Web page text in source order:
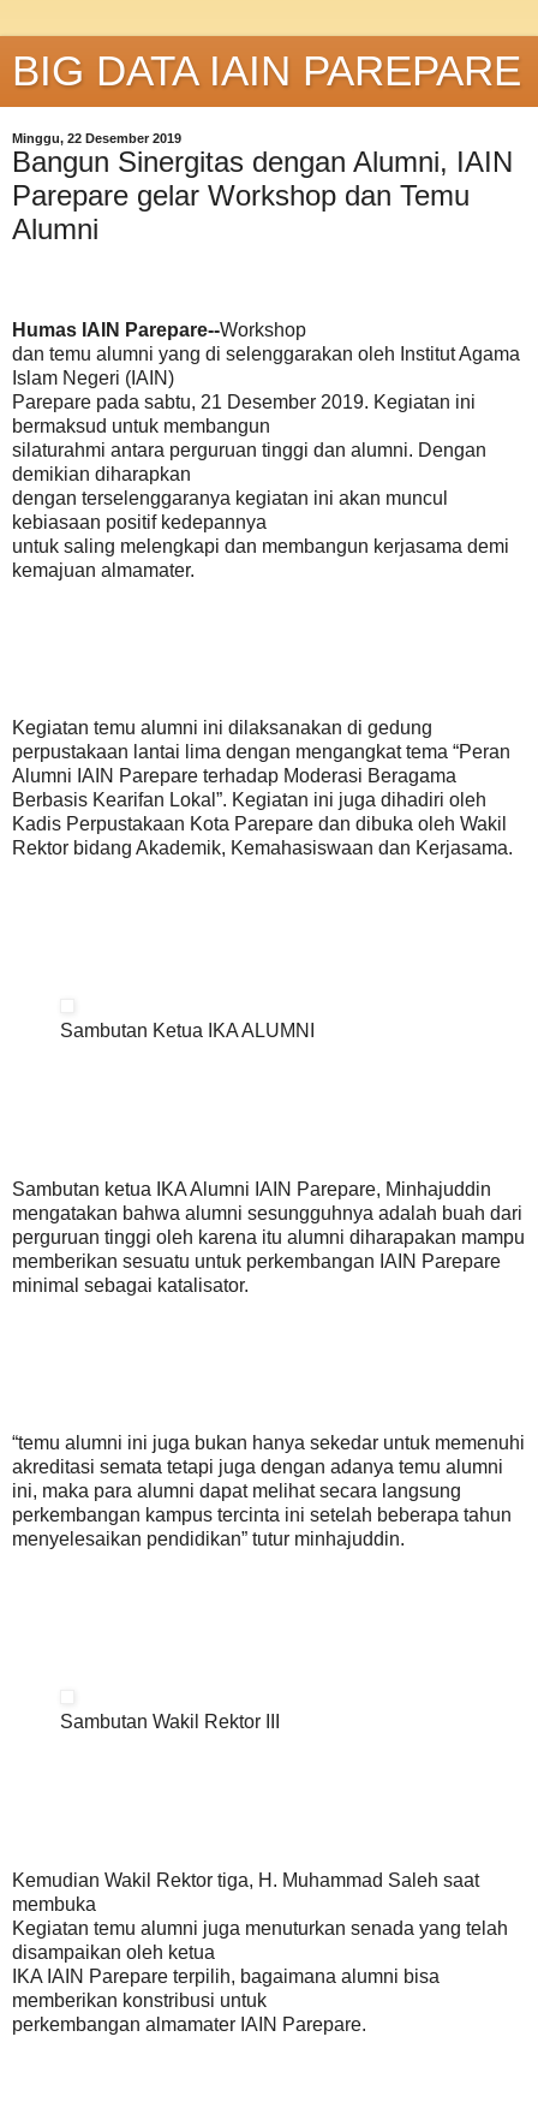
BIG DATA IAIN PAREPARE
Minggu, 22 Desember 2019
Bangun Sinergitas dengan Alumni, IAIN
Parepare gelar Workshop dan Temu
Alumni
Humas IAIN Parepare--Workshop
dan temu alumni yang di selenggarakan oleh Institut Agama
Islam Negeri (IAIN)
Parepare pada sabtu, 21 Desember 2019. Kegiatan ini
bermaksud untuk membangun
silaturahmi antara perguruan tinggi dan alumni. Dengan
demikian diharapkan
dengan terselenggaranya kegiatan ini akan muncul
kebiasaan positif kedepannya
untuk saling melengkapi dan membangun kerjasama demi
kemajuan almamater.
Kegiatan temu alumni ini dilaksanakan di gedung
perpustakaan lantai lima dengan mengangkat tema “Peran
Alumni IAIN Parepare terhadap Moderasi Beragama
Berbasis Kearifan Lokal”. Kegiatan ini juga dihadiri oleh
Kadis Perpustakaan Kota Parepare dan dibuka oleh Wakil
Rektor bidang Akademik, Kemahasiswaan dan Kerjasama.
Sambutan Ketua IKA ALUMNI
Sambutan ketua IKA Alumni IAIN Parepare, Minhajuddin
mengatakan bahwa alumni sesungguhnya adalah buah dari
perguruan tinggi oleh karena itu alumni diharapakan mampu
memberikan sesuatu untuk perkembangan IAIN Parepare
minimal sebagai katalisator.
“temu alumni ini juga bukan hanya sekedar untuk memenuhi
akreditasi semata tetapi juga dengan adanya temu alumni
ini, maka para alumni dapat melihat secara langsung
perkembangan kampus tercinta ini setelah beberapa tahun
menyelesaikan pendidikan” tutur minhajuddin.
Sambutan Wakil Rektor III
Kemudian Wakil Rektor tiga, H. Muhammad Saleh saat
membuka
Kegiatan temu alumni juga menuturkan senada yang telah
disampaikan oleh ketua
IKA IAIN Parepare terpilih, bagaimana alumni bisa
memberikan konstribusi untuk
perkembangan almamater IAIN Parepare.